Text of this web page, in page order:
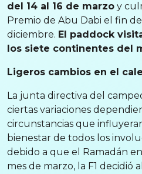
del 14 al 16 de marzo y
Premio de Abu Dabi el fin
diciembre. El paddock
los siete continentes del
Ligeros cambios en el
La junta directiva del
ciertas variaciones
circunstancias que
bienestar de todos los
debido a que el Ramadán
mes de marzo, la F1 decidió